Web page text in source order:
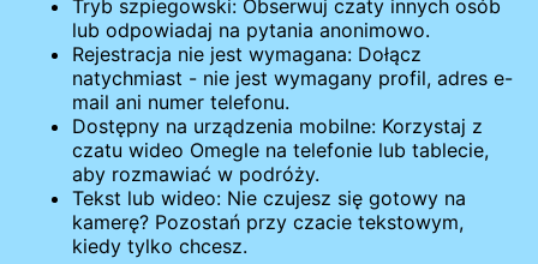
Tryb szpiegowski: Obserwuj czaty innych osób
lub odpowiadaj na pytania anonimowo.
Rejestracja nie jest wymagana: Dołącz
natychmiast - nie jest wymagany profil, adres e-
mail ani numer telefonu.
Dostępny na urządzenia mobilne: Korzystaj z
czatu wideo Omegle na telefonie lub tablecie,
aby rozmawiać w podróży.
Tekst lub wideo: Nie czujesz się gotowy na
kamerę? Pozostań przy czacie tekstowym,
kiedy tylko chcesz.